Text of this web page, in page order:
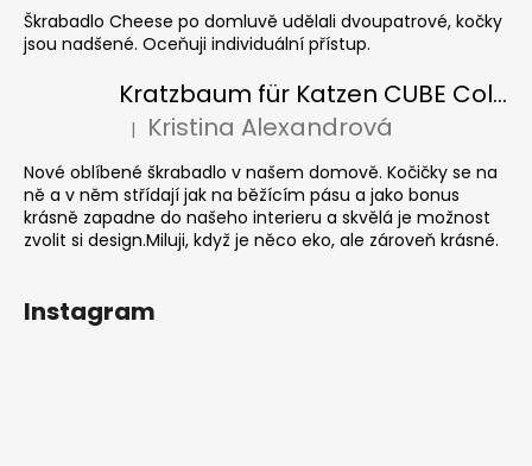
Škrabadlo Cheese po domluvě udělali dvoupatrové, kočky
jsou nadšené. Oceňuji individuální přístup.
Kratzbaum für Katzen CUBE Colour
Die Produktbewertung beträgt 5 von 5 Sternen.
| Kristina Alexandrová
Nové oblíbené škrabadlo v našem domově. Kočičky se na
ně a v něm střídají jak na běžícím pásu a jako bonus
krásně zapadne do našeho interieru a skvělá je možnost
zvolit si design.Miluji, když je něco eko, ale zároveň krásné.
Instagram